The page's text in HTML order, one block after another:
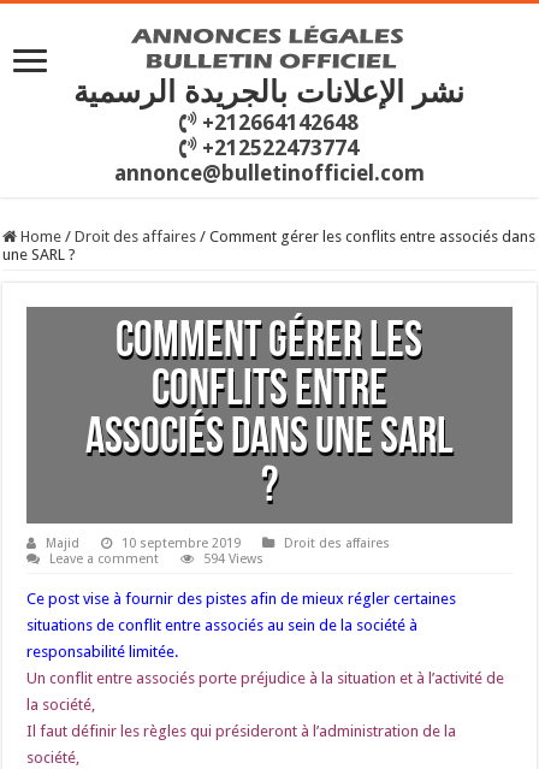
نشر الإعلانات بالجريدة الرسمية
+212664142648
+212522473774
annonce@bulletinofficiel.com
Home / Droit des affaires / Comment gérer les conflits entre associés dans
une SARL ?
Comment gérer les
conflits entre
associés dans une SARL
?
Majid 10 septembre 2019
Droit des affaires
Leave a comment
594 Views
Ce post vise à fournir des pistes afin de mieux régler certaines
situations de conflit entre associés au sein de la société à
responsabilité limitée.
Un conflit entre associés porte préjudice à la situation et à l’activité de
la société,
Il faut définir les règles qui présideront à l’administration de la
société,